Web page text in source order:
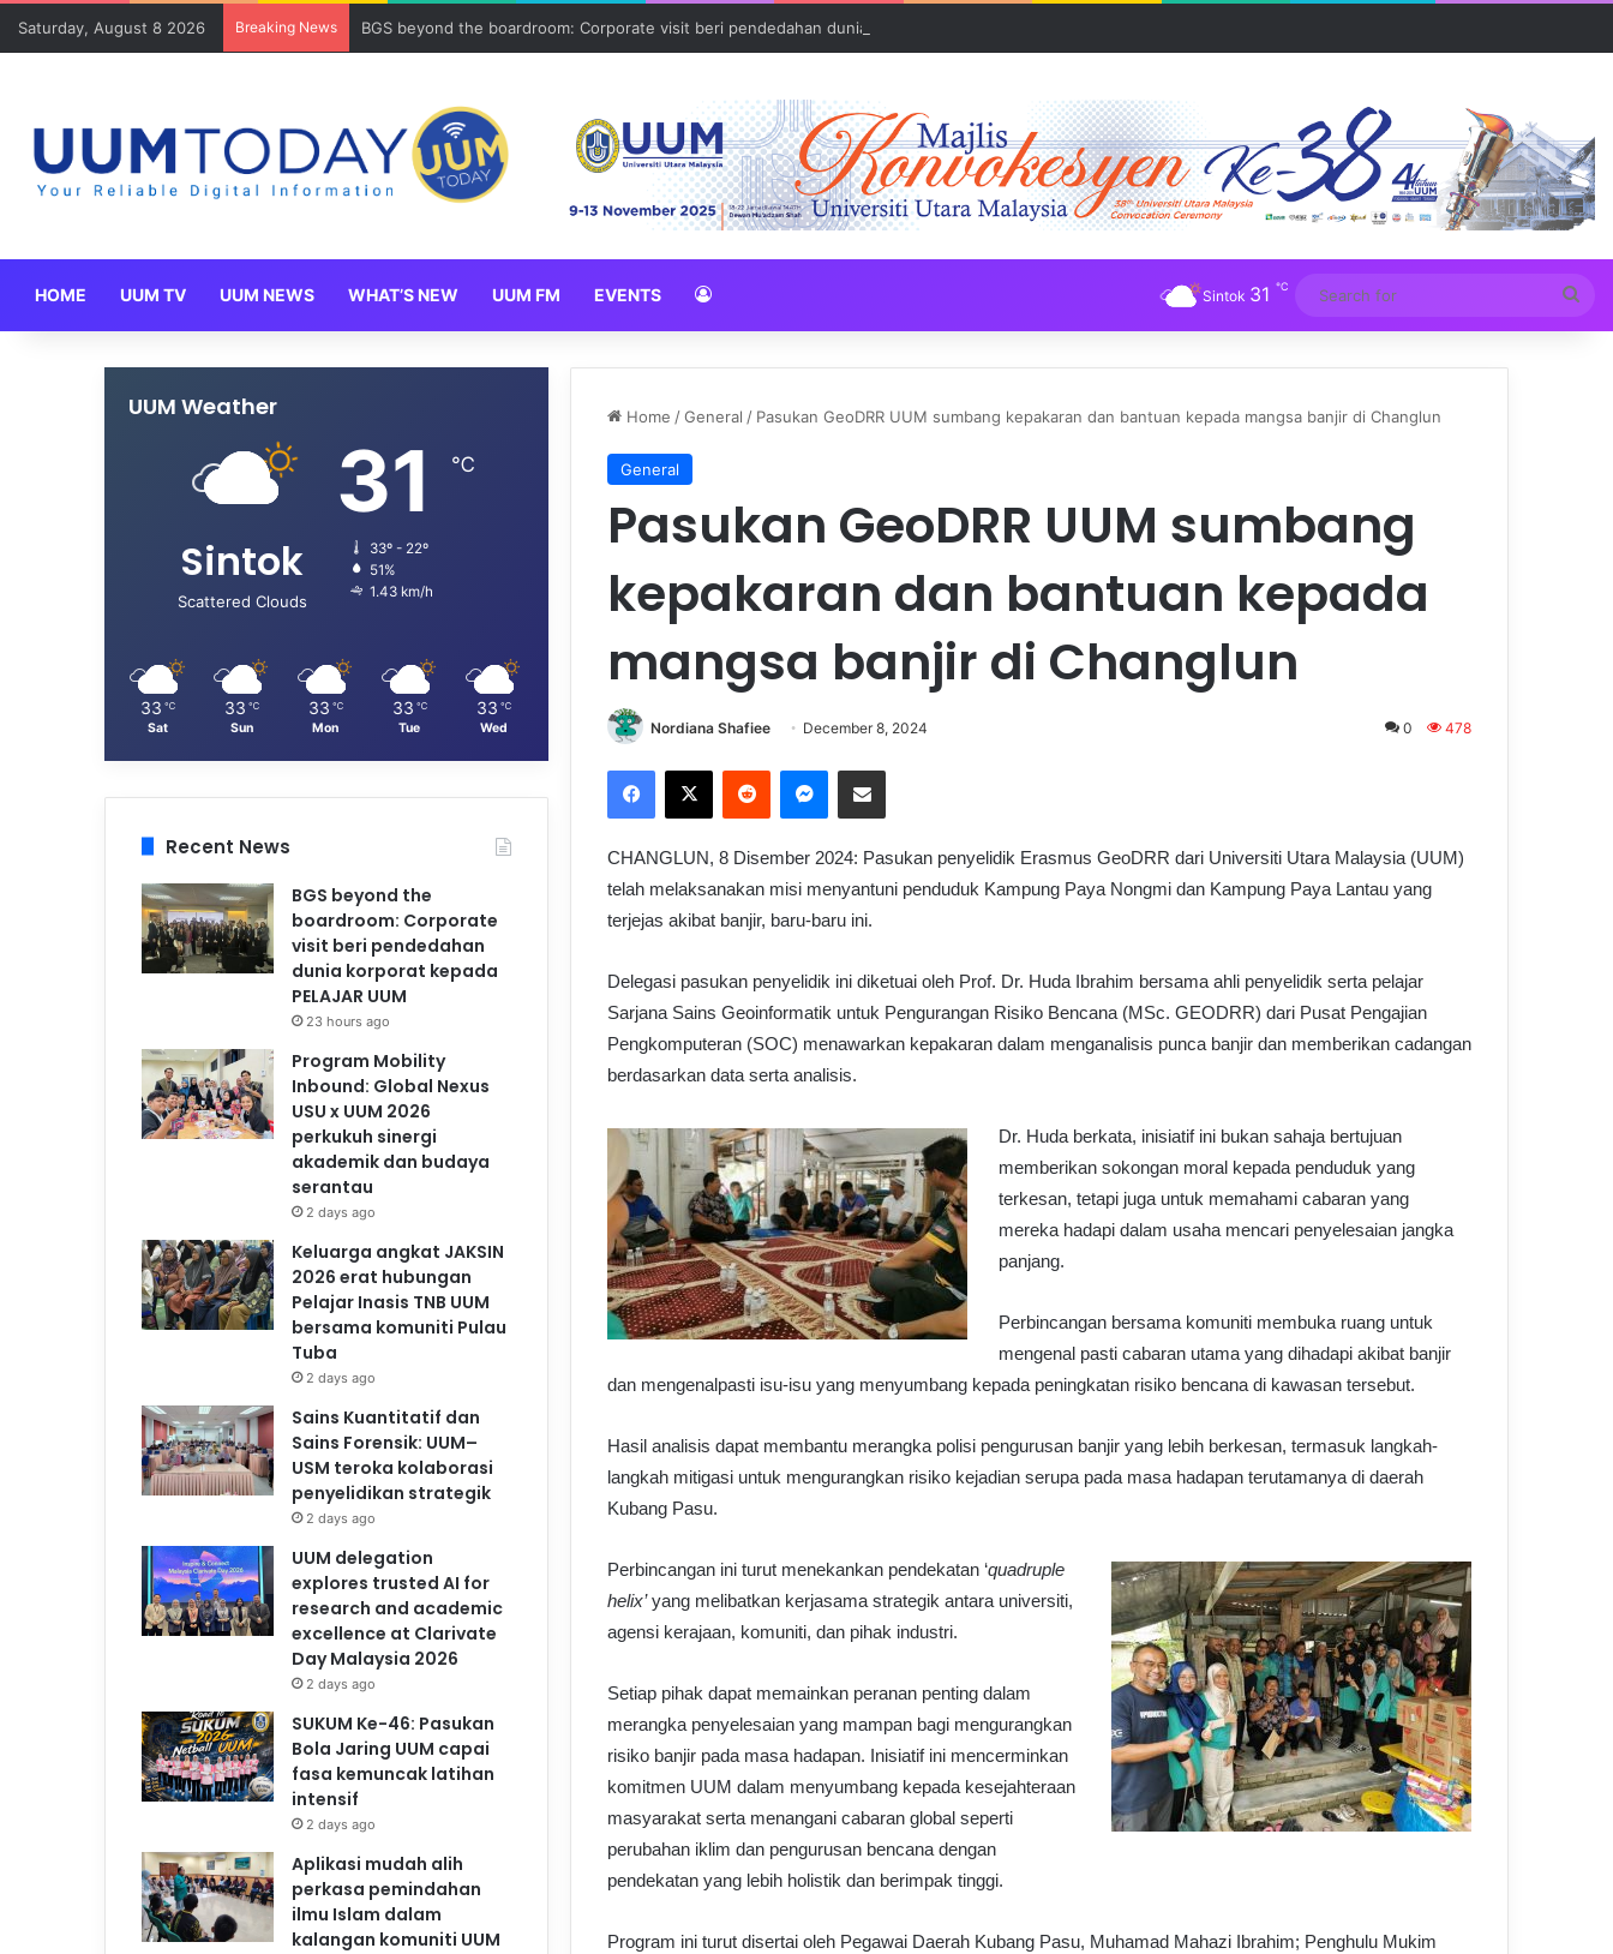
Saturday, August 8 2026 Breaking News BGS beyond the boardroom: Corporate visit beri pendedahan dunia korporat kepada PELAJAR UUM
HOME UUM TV UUM NEWS WHAT’S NEW UUM FM EVENTS Sintok 31 ℃
for
Home /General / Pasukan GeoDRR UUM sumbang kepakaran dan bantuan kepada mangsa banjir di Changlun
General
Pasukan GeoDRR UUM sumbang
kepakaran dan bantuan kepada
mangsa banjir di Changlun
Nordiana Shafiee December 8, 2024 0 478
CHANGLUN, 8 Disember 2024: Pasukan penyelidik Erasmus GeoDRR dari Universiti Utara Malaysia (UUM)
telah melaksanakan misi menyantuni penduduk Kampung Paya Nongmi dan Kampung Paya Lantau yang
terjejas akibat banjir, baru-baru ini.
Delegasi pasukan penyelidik ini diketuai oleh Prof. Dr. Huda Ibrahim bersama ahli penyelidik serta pelajar
Sarjana Sains Geoinformatik untuk Pengurangan Risiko Bencana (MSc. GEODRR) dari Pusat Pengajian
Pengkomputeran (SOC) menawarkan kepakaran dalam menganalisis punca banjir dan memberikan cadangan
berdasarkan data serta analisis.
Dr. Huda berkata, inisiatif ini bukan sahaja bertujuan
memberikan sokongan moral kepada penduduk yang
terkesan, tetapi juga untuk memahami cabaran yang
mereka hadapi dalam usaha mencari penyelesaian jangka
panjang.
Perbincangan bersama komuniti membuka ruang untuk
mengenal pasti cabaran utama yang dihadapi akibat banjir
dan mengenalpasti isu-isu yang menyumbang kepada peningkatan risiko bencana di kawasan tersebut.
Hasil analisis dapat membantu merangka polisi pengurusan banjir yang lebih berkesan, termasuk langkah-
langkah mitigasi untuk mengurangkan risiko kejadian serupa pada masa hadapan terutamanya di daerah
Kubang Pasu.
Perbincangan ini turut menekankan pendekatan ‘quadruple
helix’yang melibatkan kerjasama strategik antara universiti,
agensi kerajaan, komuniti, dan pihak industri.
Setiap pihak dapat memainkan peranan penting dalam
merangka penyelesaian yang mampan bagi mengurangkan
risiko banjir pada masa hadapan. Inisiatif ini mencerminkan
komitmen UUM dalam menyumbang kepada kesejahteraan
masyarakat serta menangani cabaran global seperti
perubahan iklim dan pengurusan bencana dengan
pendekatan yang lebih holistik dan berimpak tinggi.
Program ini turut disertai oleh Pegawai Daerah Kubang Pasu, Muhamad Mahazi Ibrahim; Penghulu Mukim
UUM Weather
Sintok
Scattered Clouds
31 ℃
33º - 22º
51%
1.43 km/h
33 ℃
Sat
33 ℃
Sun
33 ℃
Mon
33 ℃
Tue
33 ℃
Wed
Recent News
BGS beyond the
boardroom: Corporate
visit beri pendedahan
dunia korporat kepada
PELAJAR UUM
23 hours ago
Program Mobility
Inbound: Global Nexus
USU x UUM 2026
perkukuh sinergi
akademik dan budaya
serantau
2 days ago
Keluarga angkat JAKSIN
2026 erat hubungan
Pelajar Inasis TNB UUM
bersama komuniti Pulau
Tuba
2 days ago
Sains Kuantitatif dan
Sains Forensik: UUM–
USM teroka kolaborasi
penyelidikan strategik
2 days ago
UUM delegation
explores trusted AI for
research and academic
excellence at Clarivate
Day Malaysia 2026
2 days ago
SUKUM Ke-46: Pasukan
Bola Jaring UUM capai
fasa kemuncak latihan
intensif
2 days ago
Aplikasi mudah alih
perkasa pemindahan
ilmu Islam dalam
kalangan komuniti UUM